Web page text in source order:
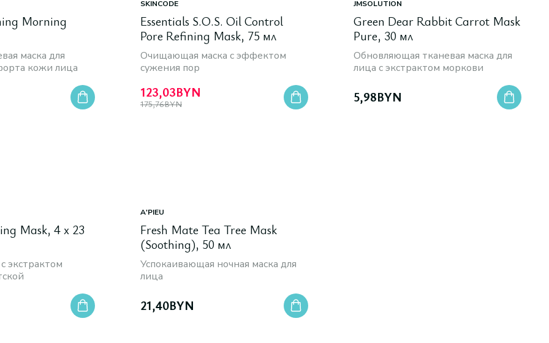
Morning
маска для
кожи лица
SKINCODE
Essentials S.O.S. Oil Control
Pore Refining Mask, 75 мл
Очищающая маска с эффектом
сужения пор
123,03BYN
175,76BYN
JMSOLUTION
Green Dear Rabbit Carrot Mask
Pure, 30 мл
Обновляющая тканевая маска для
лица с экстрактом моркови
5,98BYN
Mask, 4 x 23
экстрактом
A'PIEU
Fresh Mate Tea Tree Mask
(Soothing), 50 мл
Успокаивающая ночная маска для
лица
21,40BYN